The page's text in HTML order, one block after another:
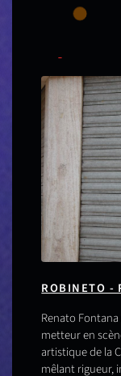
ROBINETO -
Renato
metteur en
artistique de la
mêlant rigueur,